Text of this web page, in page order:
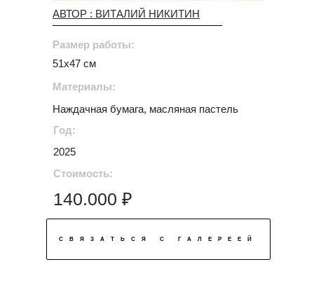
СВЯЗАТЬСЯ С ГАЛЕРЕЕЙ
Размер работы:
140.000 ₽
Стоимость:
Материалы:
Наждачная бумага, масляная пастель
Год:
2025
51х47 см
АВТОР : ВИТАЛИЙ НИКИТИН